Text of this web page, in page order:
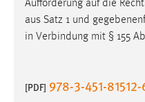
Aufforderung auf die
aus Satz 1 und
in Verbindung mit § 155
[PDF] 978-3-451-